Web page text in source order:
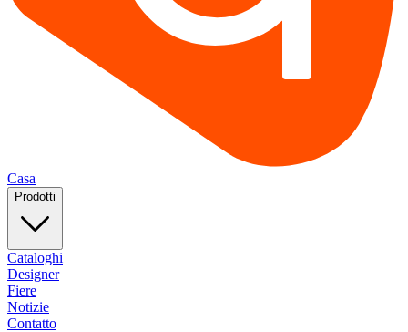
Casa
Prodotti
Cataloghi
Designer
Fiere
Notizie
Contatto